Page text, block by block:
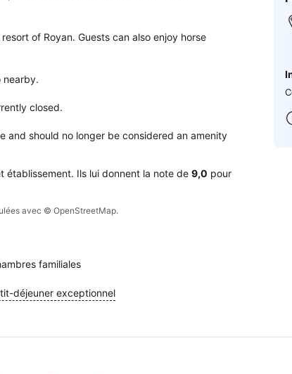
of Royan. Guests can also enjoy horse
nearby.
closed.
and should no longer be considered an amenity
Ils lui donnent la note de 9,0 pour
avec © OpenStreetMap.
familiales
déjeuner exceptionnel